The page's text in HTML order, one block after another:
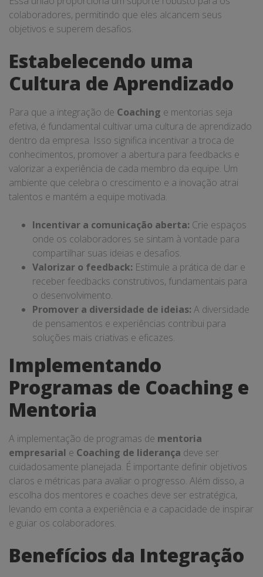
colaboradores, permitindo que eles alcancem seus
objetivos e superem desafios.
Estabelecendo uma
Cultura de Aprendizado
Para que a integração de Coaching e mentorias seja
efetiva, é fundamental cultivar uma cultura de aprendizado
dentro da empresa. Isso significa incentivar a troca de
conhecimentos, promover a abertura para feedbacks e
valorizar a experiência de cada membro da equipe. Um
ambiente que celebra o crescimento e a inovação atrai
talentos e mantém a equipe motivada.
Incentivar a comunicação aberta: Crie espaços
onde os colaboradores se sintam à vontade para
compartilhar suas ideias e desafios.
Valorizar o feedback: Estimule a prática de dar e
receber feedbacks construtivos, fundamentais para
o desenvolvimento.
Promover a diversidade de ideias: A diversidade
de pensamentos e experiências contribui para
soluções mais criativas e eficazes.
Implementando
Programas de Coaching e
Mentoria
A implementação de programas de mentoria
empresarial e Coaching de liderança deve ser
cuidadosamente planejada. É importante definir objetivos
claros e métricas para avaliar o progresso. Além disso, a
escolha dos mentores e coaches deve ser estratégica,
levando em conta a experiência e a capacidade de inspirar
e guiar os colaboradores.
Benefícios da Integração